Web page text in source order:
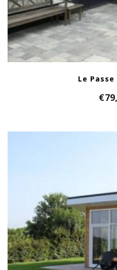
Le
€